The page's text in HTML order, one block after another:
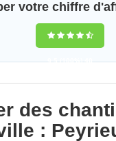
votre chiffre
9,5(100%)40
votes
des
: